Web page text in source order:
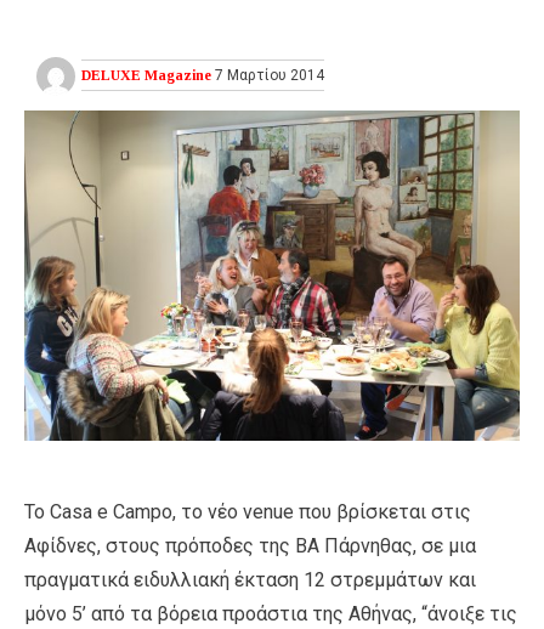
DELUXE Magazine 7 Μαρτίου 2014
Το Casa e Campo, το νέο venue που βρίσκεται στις
Αφίδνες, στους πρόποδες της ΒΑ Πάρνηθας, σε μια
πραγματικά ειδυλλιακή έκταση 12 στρεμμάτων και
μόνο 5’ από τα βόρεια προάστια της Αθήνας, “άνοιξε τις